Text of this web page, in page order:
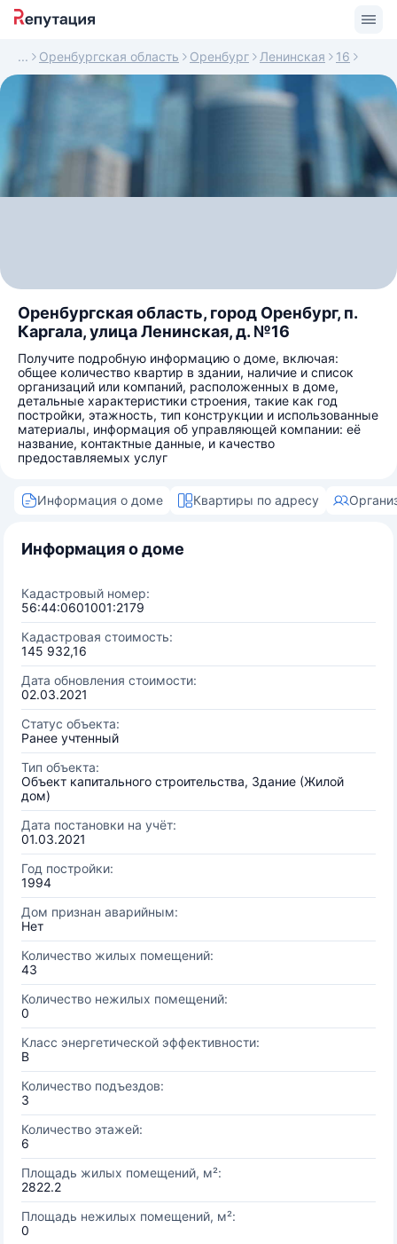
Оренбургская область Оренбург Ленинская 16
Оренбургская область, город Оренбург, п.
Каргала, улица Ленинская, д. №16
Получите подробную информацию о доме, включая:
общее количество квартир в здании, наличие и список
организаций или компаний, расположенных в доме,
детальные характеристики строения, такие как год
постройки, этажность, тип конструкции и использованные
материалы, информация об управляющей компании: её
название, контактные данные, и качество
предоставляемых услуг
Информация о доме Квартиры по адресу
Информация о доме
Кадастровый номер:
56:44:0601001:2179
Кадастровая стоимость:
145 932,16
Дата обновления стоимости:
02.03.2021
Статус объекта:
Ранее учтенный
Тип объекта:
Объект капитального строительства, Здание (Жилой
дом)
Дата постановки на учёт:
01.03.2021
Год постройки:
1994
Дом признан аварийным:
Нет
Количество жилых помещений:
43
Количество нежилых помещений:
0
Класс энергетической эффективности:
B
Количество подъездов:
3
Количество этажей:
6
Площадь жилых помещений, м²:
2822.2
Площадь нежилых помещений, м²:
0